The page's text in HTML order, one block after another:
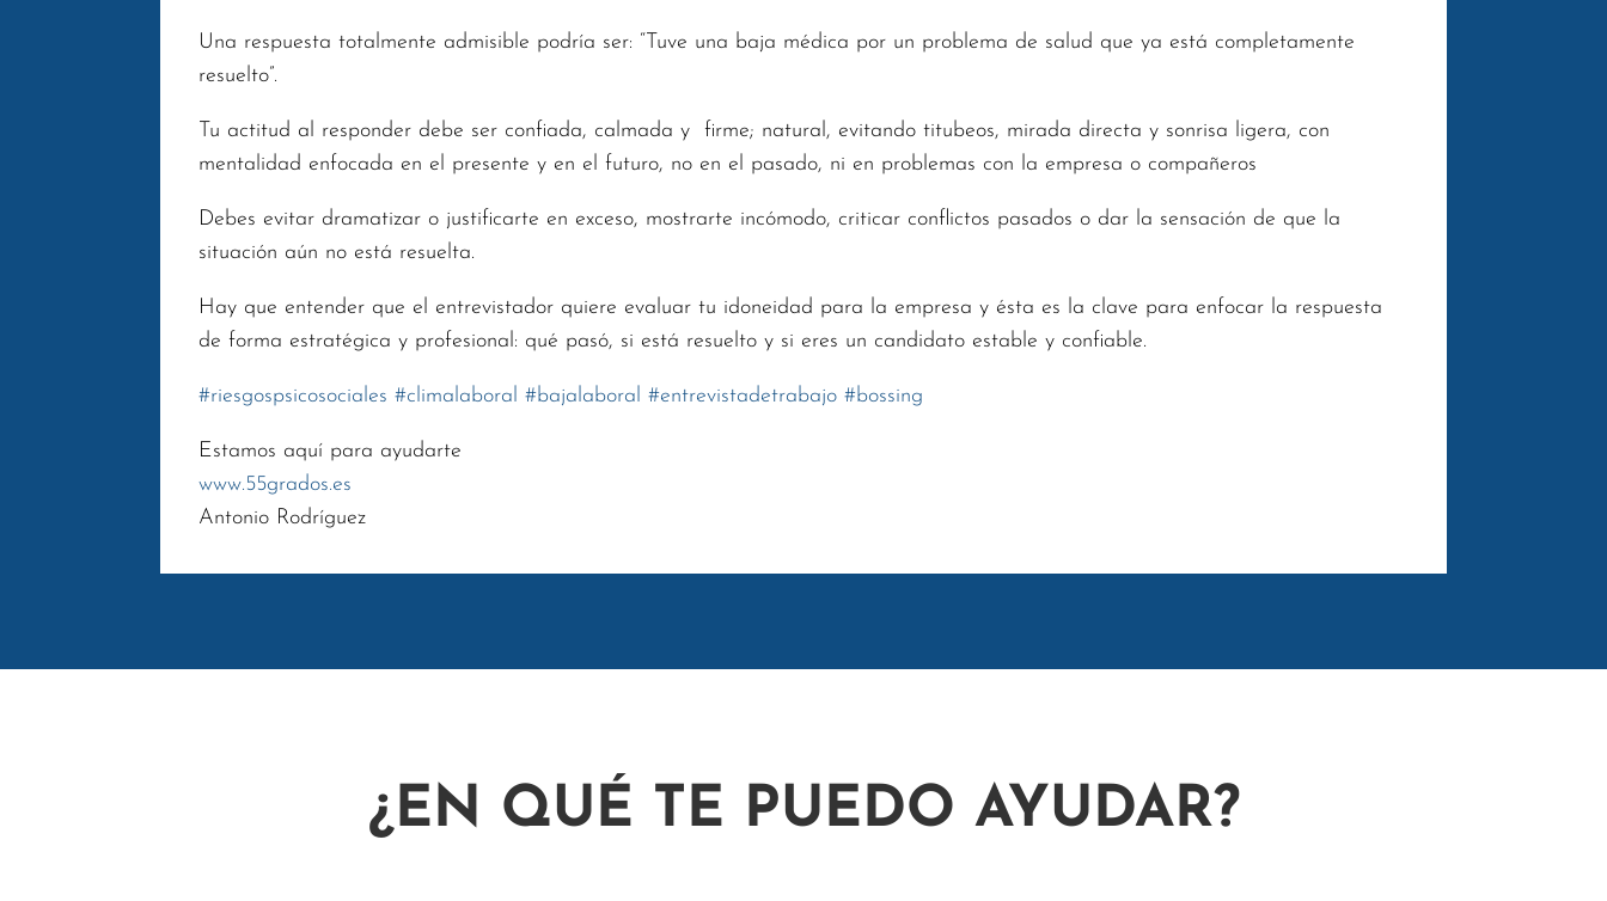
Una respuesta totalmente admisible podría ser: “Tuve una baja médica por un problema de salud que ya está completamente
resuelto”.
Tu actitud al responder debe ser confiada, calmada y firme; natural, evitando titubeos, mirada directa y sonrisa ligera, con
mentalidad enfocada en el presente y en el futuro, no en el pasado, ni en problemas con la empresa o compañeros
Debes evitar dramatizar o justificarte en exceso, mostrarte incómodo, criticar conflictos pasados o dar la sensación de que la
situación aún no está resuelta.
Hay que entender que el entrevistador quiere evaluar tu idoneidad para la empresa y ésta es la clave para enfocar la respuesta
de forma estratégica y profesional: qué pasó, si está resuelto y si eres un candidato estable y confiable.
#riesgospsicosociales #climalaboral #bajalaboral #entrevistadetrabajo #bossing
Estamos aquí para ayudarte
www.55grados.es
Antonio Rodríguez
¿EN QUÉ TE PUEDO AYUDAR?